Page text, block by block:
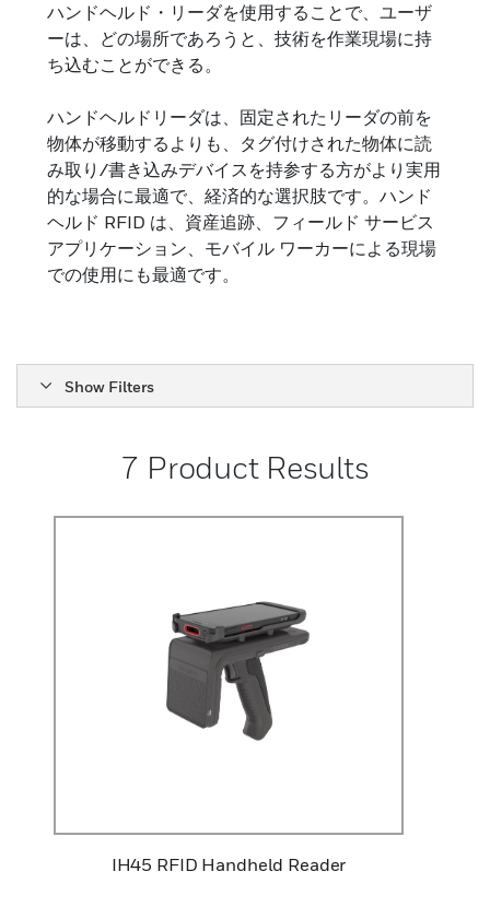
さまざまな用途で最高の基準を満たす RFID リーダ
ー。
ハンドヘルド・リーダを使用することで、ユーザ
ーは、どの場所であろうと、技術を作業現場に持
ち込むことができる。
ハンドヘルドリーダは、固定されたリーダの前を
物体が移動するよりも、タグ付けされた物体に読
み取り/書き込みデバイスを持参する方がより実用
的な場合に最適で、経済的な選択肢です。ハンド
ヘルド RFID は、資産追跡、フィールド サービス
アプリケーション、モバイル ワーカーによる現場
での使用にも最適です。
Show Filters
7 Product Results
IH45 RFID Handheld Reader